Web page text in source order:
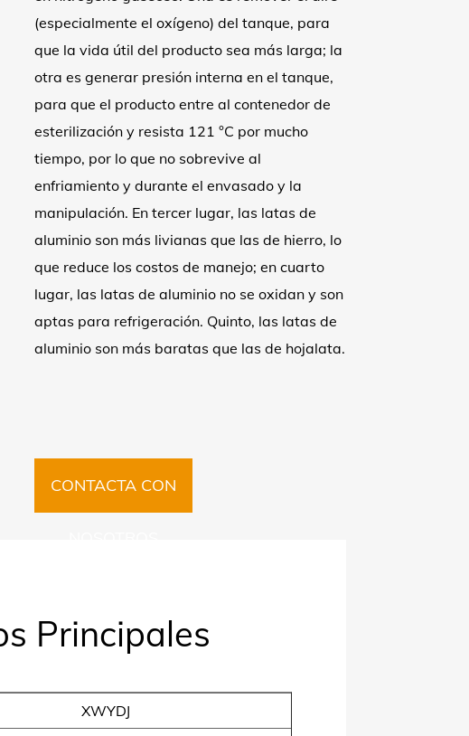
(especialmente el oxígeno) del tanque, para
que la vida útil del producto sea más larga; la
otra es generar presión interna en el tanque,
para que el producto entre al contenedor de
esterilización y resista 121 °C por mucho
tiempo, por lo que no sobrevive al
enfriamiento y durante el envasado y la
manipulación. En tercer lugar, las latas de
aluminio son más livianas que las de hierro, lo
que reduce los costos de manejo; en cuarto
lugar, las latas de aluminio no se oxidan y son
aptas para refrigeración. Quinto, las latas de
aluminio son más baratas que las de hojalata.
CONTACTA CON
Principales
XWYDJ